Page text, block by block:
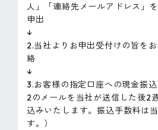
人」「連絡先メールアドレス」
申出
↓
2.当社よりお申出受付けの旨を
絡
↓
3.お客様の指定口座への現金振
2のメールを当社が送信した後2
込みいたします。振込手数料は
す。）